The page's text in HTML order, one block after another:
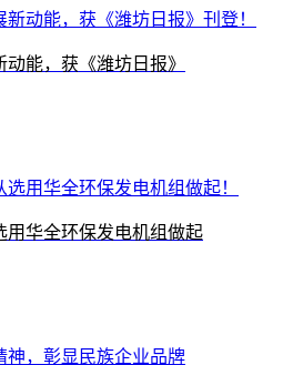
能，获《潍坊日报》
用华全环保发电机组做起